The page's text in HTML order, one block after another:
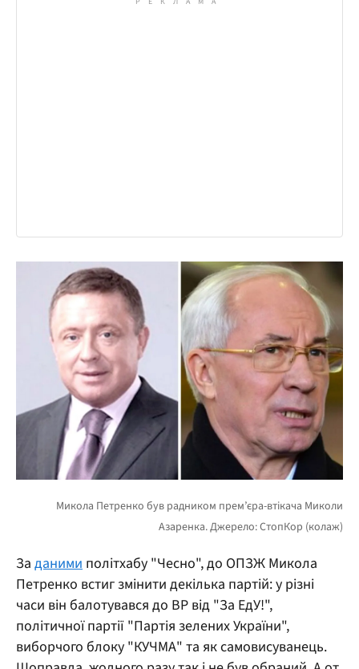
За даними політхабу "Чесно", до ОПЗЖ Микола
Петренко встиг змінити декілька партій: у різні
часи він балотувався до ВР від "За ЕдУ!",
політичної партії "Партія зелених України",
виборчого блоку "КУЧМА" та як самовисуванець.